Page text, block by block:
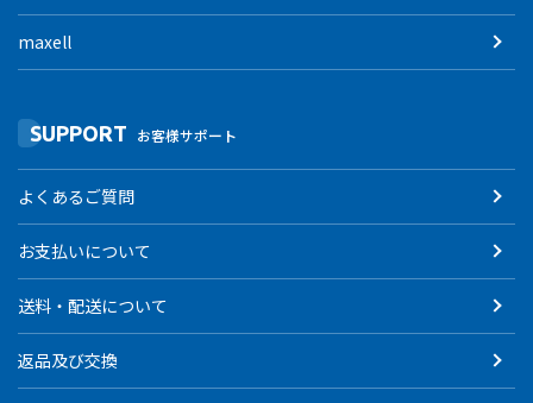
maxell
SUPPORT お客様サポート
よくあるご質問
お支払いについて
送料・配送について
返品及び交換